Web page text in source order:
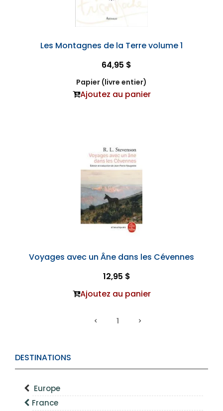
DESTINATIONS
Europe
France
Les Montagnes de la Terre volume 1
64,95 $
Papier (livre entier)
Ajoutez au panier
Voyages avec un Âne dans les Cévennes
12,95 $
Ajoutez au panier
1